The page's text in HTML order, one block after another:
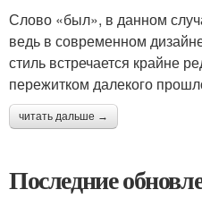
Слово «был», в данном
ведь в современном
стиль встречается крайне
пережитком далекого
читать дальше →
Последние